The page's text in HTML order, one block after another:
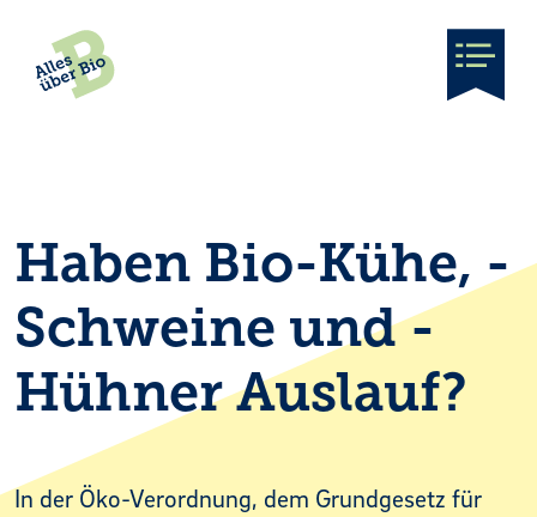
Main Navigation
Haben Bio-Kühe, -
Schweine und -
Hühner Auslauf?
In der Öko-Verordnung, dem Grundgesetz für